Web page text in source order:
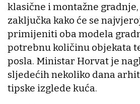
klasične i montažne gradnje,
zaključka kako će se
primijeniti oba modela
potrebnu količinu objekata
posla. Ministar Horvat je
sljedećih nekoliko dana
tipske izglede kuća.